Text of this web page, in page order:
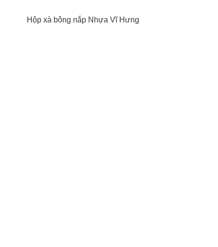
Hộp xà bông nắp Nhựa Vĩ Hưng